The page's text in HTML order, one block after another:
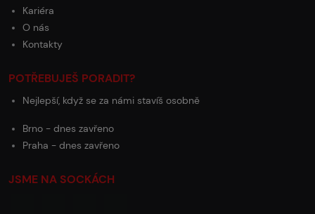
Kariéra
O nás
Kontakty
POTŘEBUJEŠ PORADIT?
Nejlepší, když se za námi stavíš osobně
Brno - dnes zavřeno
Praha - dnes zavřeno
JSME NA SOCKÁCH